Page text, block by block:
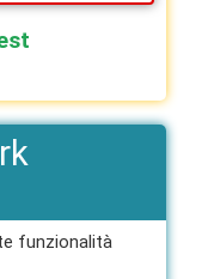
funzionalità​